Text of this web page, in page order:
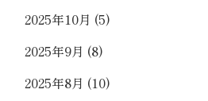
2025年10月 (5)
2025年9月 (8)
2025年8月 (10)